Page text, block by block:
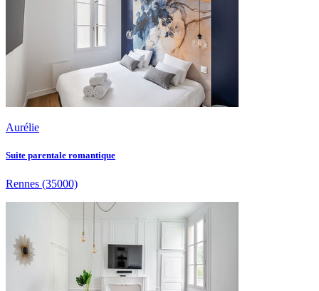
Aurélie
Suite parentale romantique
Rennes (35000)